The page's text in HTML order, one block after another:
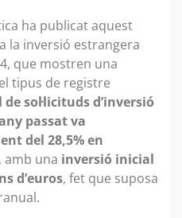
ha publicat aquest
la inversió estrangera
que mostren una
tipus de registre
sol·licituds d’inversió
passat va
del 28,5% en
, amb una inversió inicial
d’euros, fet que suposa